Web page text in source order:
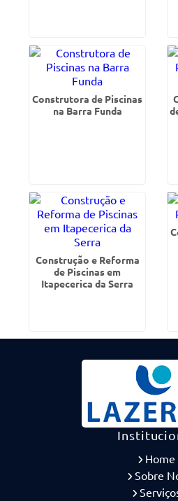
Construtora de Piscinas
na Barra Funda
Construção e Reforma
de Piscinas em
Itapecerica da Serra
Home
Sobre